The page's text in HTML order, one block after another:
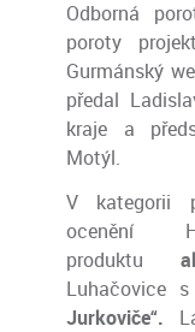
Odborná
poroty
Gurmánský
předal
kraje a
Motýl.
V kategorii
ocenění
produktu
Luhačovice
Jurkoviče“.